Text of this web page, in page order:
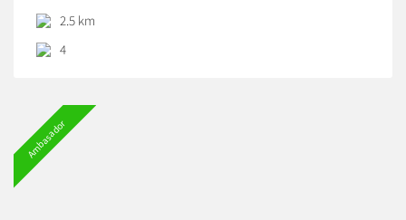
domki z tarasem, prywatną łazienką, w pełni wyposażoną
kuchnią oraz dostępem do bezpłatnego Wi-Fi i
prywatnego parkingu.
które chcą odpocząć w spokojnej okolicy, a jednocześnie
mieć najważniejsze atrakcje Bałtowa w zasięgu kilku minut
jazdy. Goście mogą relaksować się w ogrodzie, cieszyć się
2.5 km
4
Ambasador